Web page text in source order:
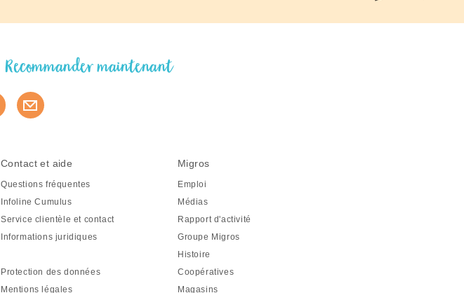
Recommander maintenant
Contact et aide
Questions fréquentes
Infoline Cumulus
Service clientèle et contact
Informations juridiques
Protection des données
Mentions légales
Migros
Emploi
Médias
Rapport d'activité
Groupe Migros
Histoire
Coopératives
Magasins